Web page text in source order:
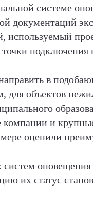
системе
документаций
используемый
в
для объектов
компании и
оценили
систем
их статус